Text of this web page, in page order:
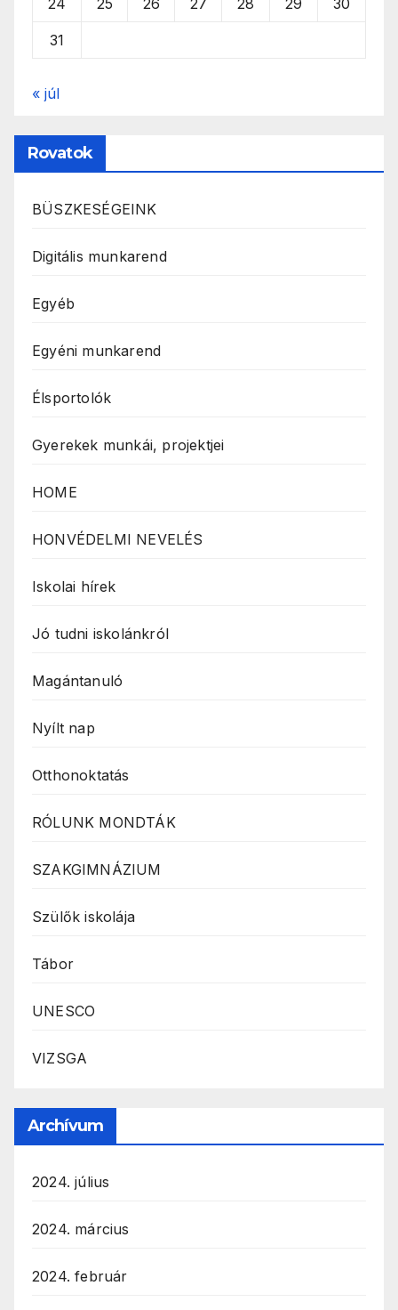
24 25 26 27 28 29 30
31
« júl
Rovatok
BÜSZKESÉGEINK
Digitális munkarend
Egyéb
Egyéni munkarend
Élsportolók
Gyerekek munkái, projektjei
HOME
HONVÉDELMI NEVELÉS
Iskolai hírek
Jó tudni iskolánkról
Magántanuló
Nyílt nap
Otthonoktatás
RÓLUNK MONDTÁK
SZAKGIMNÁZIUM
Szülők iskolája
Tábor
UNESCO
VIZSGA
Archívum
2024. július
2024. március
2024. február